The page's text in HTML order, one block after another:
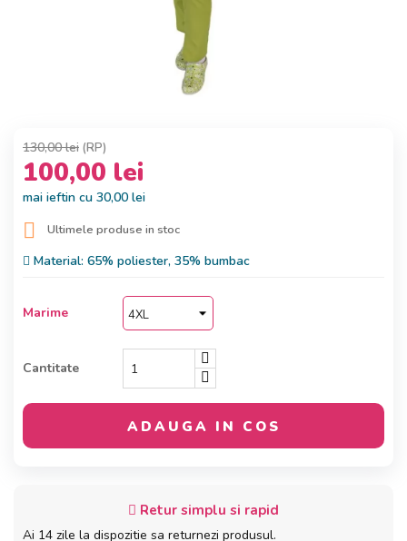
130,00 lei (RP)
100,00 lei
mai ieftin cu 30,00 lei
 Ultimele produse in stoc
Material: 65% poliester, 35% bumbac
Marime
Cantitate
ADAUGA IN COS
Retur simplu si rapid
Ai 14 zile la dispozitie sa returnezi produsul.